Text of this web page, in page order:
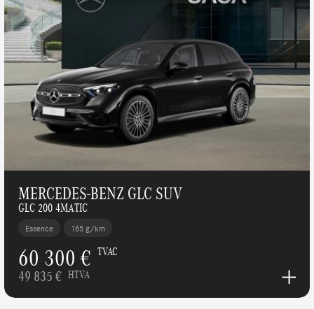
MERCEDES-BENZ GLC SUV
GLC 200 4MATIC
Essence 165 g/km
60 300 € TVAC
49 835 € HTVA